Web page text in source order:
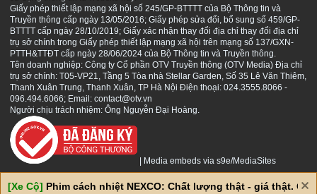
Giấy phép thiết lập mạng xã hội số 245/GP-BTTTT của Bộ Thông tin và
Truyền thông cấp ngày 13/05/2016; Giấy phép sửa đổi, bổ sung số 459/GP-
BTTTT cấp ngày 28/10/2019; Giấy xác nhận thay đổi địa chỉ thay đổi địa chỉ
trụ sở chính trong Giấy phép thiết lập mạng xã hội trên mạng số 137/GXN-
PTTH&TTĐT cấp ngày 28/06/2024 của Bộ Thông tin và Truyền thông.
Tên doanh nghiệp: Công ty Cổ phần OTV Truyền thông (OTV Media) Địa chỉ
trụ sở chính: T05-VP21, Tầng 5 Tòa nhà Stellar Garden, Số 35 Lê Văn Thiêm,
Thanh Xuân Trung, Thanh Xuân, TP Hà Nội Điện thoại: 024.3555.8066 -
096.494.6066; Email: contact@otv.vn
Người chịu trách nhiệm: Ông Nguyễn Đại Hoàng.
Media embeds via s9e/MediaSites
[Xe Cộ] Phim cách nhiệt NEXCO: Chất lượng thật - giá thật. Giá